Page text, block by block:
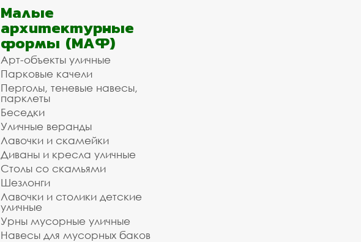
Малые
архитектурные
формы (МАФ)
Арт-объекты уличные
Парковые качели
Перголы, теневые навесы,
парклеты
Беседки
Уличные веранды
Лавочки и скамейки
Диваны и кресла уличные
Столы со скамьями
Шезлонги
Лавочки и столики детские
уличные
Урны мусорные уличные
Навесы для мусорных баков